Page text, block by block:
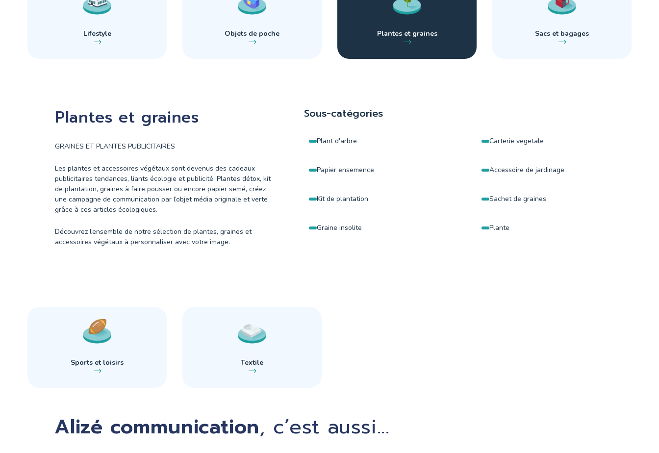
Lifestyle Objets de poche Plantes et graines Sacs et bagages
Plantes et graines
GRAINES ET PLANTES PUBLICITAIRES
Les plantes et accessoires végétaux sont devenus des cadeaux
publicitaires tendances, liants écologie et publicité. Plantes détox, kit
de plantation, graines à faire pousser ou encore papier semé, créez
une campagne de communication par l’objet média originale et verte
grâce à ces articles écologiques.
Découvrez l’ensemble de notre sélection de plantes, graines et
accessoires végétaux à personnaliser avec votre image.
Sous-catégories
Plant d'arbre
Papier ensemence
Kit de plantation
Graine insolite
Carterie vegetale
Accessoire de jardinage
Sachet de graines
Plante
Sports et loisirs Textile
Alizé communication, c’est aussi...